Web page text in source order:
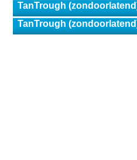
TanTrough
TanTrough